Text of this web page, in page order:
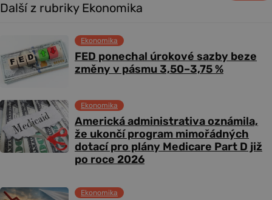
Další z rubriky Ekonomika
FED ponechal úrokové sazby beze
změny v pásmu 3,50–3,75 %
Ekonomika
Americká administrativa oznámila,
že ukončí program mimořádných
dotací pro plány Medicare Part D již
po roce 2026
Ekonomika
Ekonomika